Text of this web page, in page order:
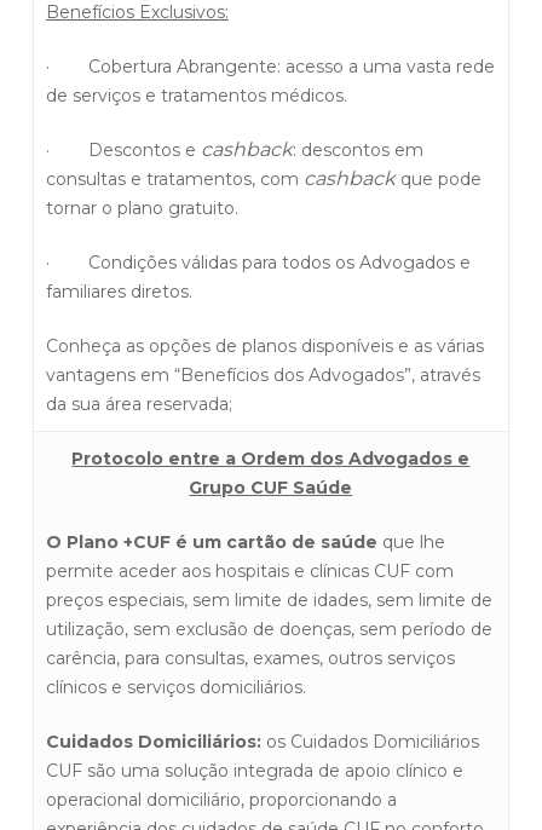
Benefícios Exclusivos:
· Cobertura Abrangente: acesso a uma vasta rede
de serviços e tratamentos médicos.
· Descontos e cashback: descontos em
consultas e tratamentos, com cashbackque pode
tornar o plano gratuito.
· Condições válidas para todos os Advogados e
familiares diretos.
Conheça as opções de planos disponíveis e as várias
vantagens em “Benefícios dos Advogados”, através
da sua área reservada;
Protocolo entre a Ordem dos Advogados e
Grupo CUF Saúde
O Plano +CUF é um cartão de saúde que lhe
permite aceder aos hospitais e clínicas CUF com
preços especiais, sem limite de idades, sem limite de
utilização, sem exclusão de doenças, sem período de
carência, para consultas, exames, outros serviços
clínicos e serviços domiciliários.
Cuidados Domiciliários:os Cuidados Domiciliários
CUF são uma solução integrada de apoio clínico e
operacional domiciliário, proporcionando a